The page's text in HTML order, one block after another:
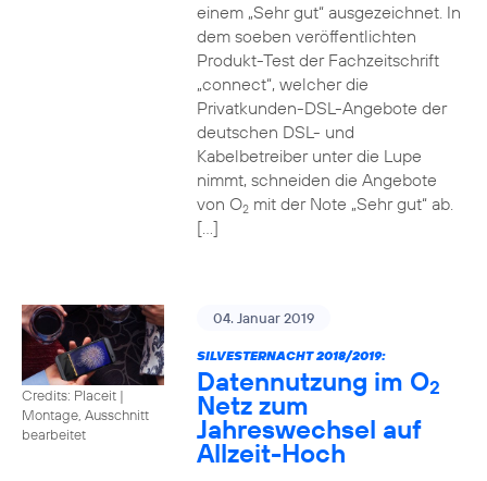
einem „Sehr gut“ ausgezeichnet. In
dem soeben veröffentlichten
Produkt-Test der Fachzeitschrift
„connect“, welcher die
Privatkunden-DSL-Angebote der
deutschen DSL- und
Kabelbetreiber unter die Lupe
nimmt, schneiden die Angebote
von O2mit der Note „Sehr gut“ ab.
[…]
Credits: Placeit |
Montage, Ausschnitt
bearbeitet
04. Januar 2019
SILVESTERNACHT 2018/2019:
Datennutzung im O2
Netz zum
Jahreswechsel auf
Allzeit-Hoch